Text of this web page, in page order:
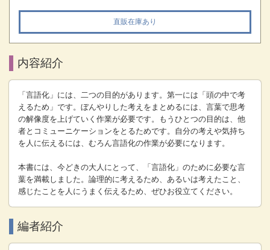
直販在庫あり
内容紹介
「言語化」には、二つの目的があります。第一には「頭の中で考
えるため」です。ぼんやりした考えをまとめるには、言葉で思考
の解像度を上げていく作業が必要です。もうひとつの目的は、他
者とコミューニケーションをとるためです。自分の考えや気持ち
を人に伝えるには、むろん言語化の作業が必要になります。
本書には、今どきの大人にとって、「言語化」のために必要な言
葉を満載しました。論理的に考えるため、あるいは考えたこと、
感じたことを人にうまく伝えるため、ぜひお役立てください。
編者紹介